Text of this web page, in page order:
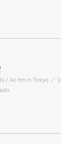
/ An Inn in Tokyo ／